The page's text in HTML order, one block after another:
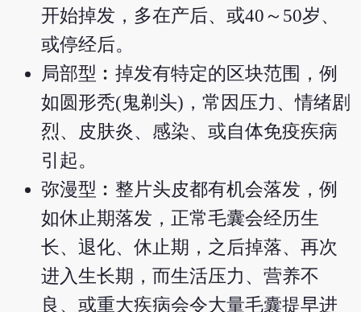
开始掉发，多在产后、或40～50岁、
或停经后。
局部型︰掉发有特定的区块范围，例
如圆形秃(鬼剃头)，常因压力、情绪剧
烈、皮肤炎、感染、或自体免疫疾病
引起。
弥漫型︰整片头皮都有机会落发，例
如休止期落发，正常毛囊会经历生
长、退化、休止期，之后掉落、再次
进入生长期，而生活压力、营养不
良、或重大疾病会令大量毛囊提早进